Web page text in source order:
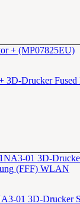
3D-Drucker
01 3D-Drucker